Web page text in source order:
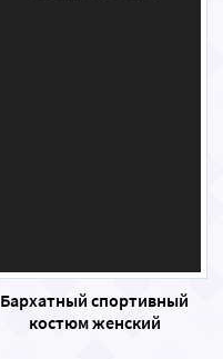
Бархатный спортивный
костюм женский